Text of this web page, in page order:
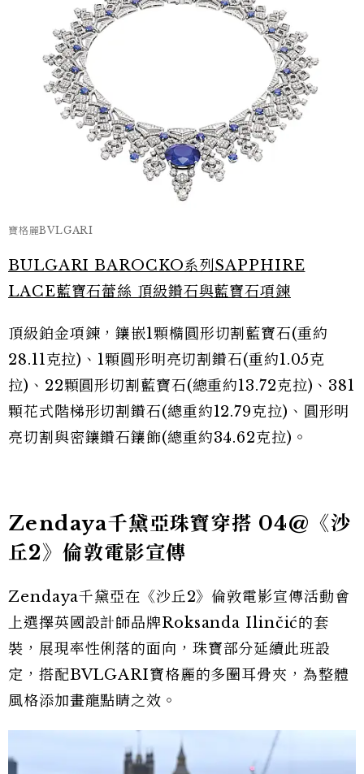
寶格麗BVLGARI
BULGARI BAROCKO系列SAPPHIRE
LACE藍寶石蕾絲 頂級鑽石與藍寶石項鍊
頂級鉑金項鍊，鑲嵌1顆橢圓形切割藍寶石(重約
28.11克拉)、1顆圓形明亮切割鑽石(重約1.05克
拉)、22顆圓形切割藍寶石(總重約13.72克拉)、381
顆花式階梯形切割鑽石(總重約12.79克拉)、圓形明
亮切割與密鑲鑽石鑲飾(總重約34.62克拉)。
Zendaya千黛亞珠寶穿搭 04@《沙
丘2》倫敦電影宣傳
Zendaya千黛亞在《沙丘2》倫敦電影宣傳活動會
上選擇英國設計師品牌Roksanda Ilinčić的套
裝，展現率性俐落的面向，珠寶部分延續此班設
定，搭配BVLGARI寶格麗的多圈耳骨夾，為整體
風格添加畫龍點睛之效。